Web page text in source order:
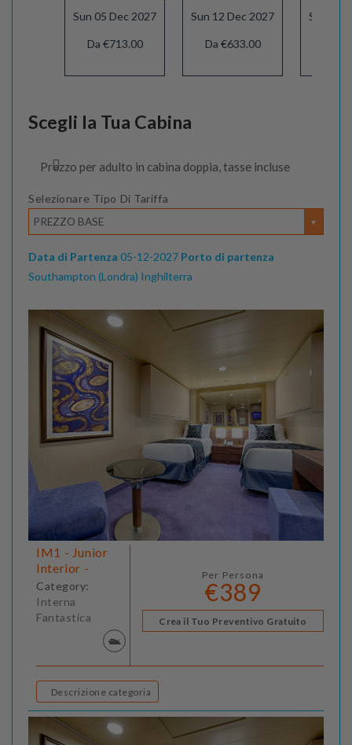
Sun 05 Dec 2027
Da €713.00
Sun 12 Dec 2027
Da €633.00
Sun 19
Scegli la Tua Cabina
Prezzo per adulto in cabina doppia, tasse incluse
Selezionare Tipo Di Tariffa
PREZZO BASE
Data di Partenza 05-12-2027 Porto di partenza
Southampton (Londra) Inghilterra
IM1 - Junior
Interior -
Category:
Interna
Fantastica
Per Persona
€389
Crea il Tuo Preventivo Gratuito
Descrizione categoria